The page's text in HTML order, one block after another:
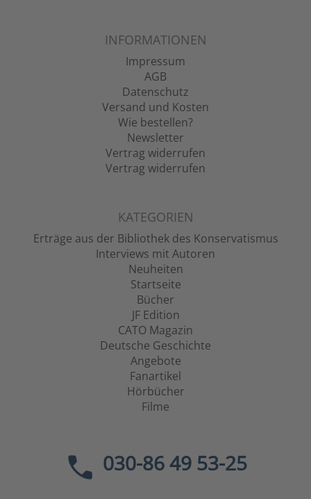
INFORMATIONEN
Impressum
AGB
Datenschutz
Versand und Kosten
Wie bestellen?
Newsletter
Vertrag widerrufen
Vertrag widerrufen
KATEGORIEN
Erträge aus der Bibliothek des Konservatismus
Interviews mit Autoren
Neuheiten
Startseite
Bücher
JF Edition
CATO Magazin
Deutsche Geschichte
Angebote
Fanartikel
Hörbücher
Filme
030-86 49 53-25